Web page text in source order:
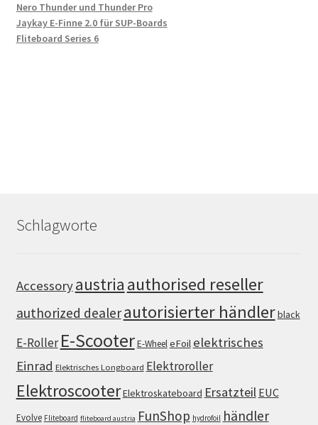
Nero Thunder und Thunder Pro
Jaykay E-Finne 2.0 für SUP-Boards
Fliteboard Series 6
Schlagworte
Accessoryaustria authorised reseller
authorized dealerautorisierter händlerblack
E-Roller E-ScooterE-WheeleFoil elektrisches
Einrad Elektrisches Longboard Elektroroller
ElektroscooterElektroskateboard Ersatzteil EUC
Evolve Fliteboard fliteboard austria FunShop hydrofoil händler